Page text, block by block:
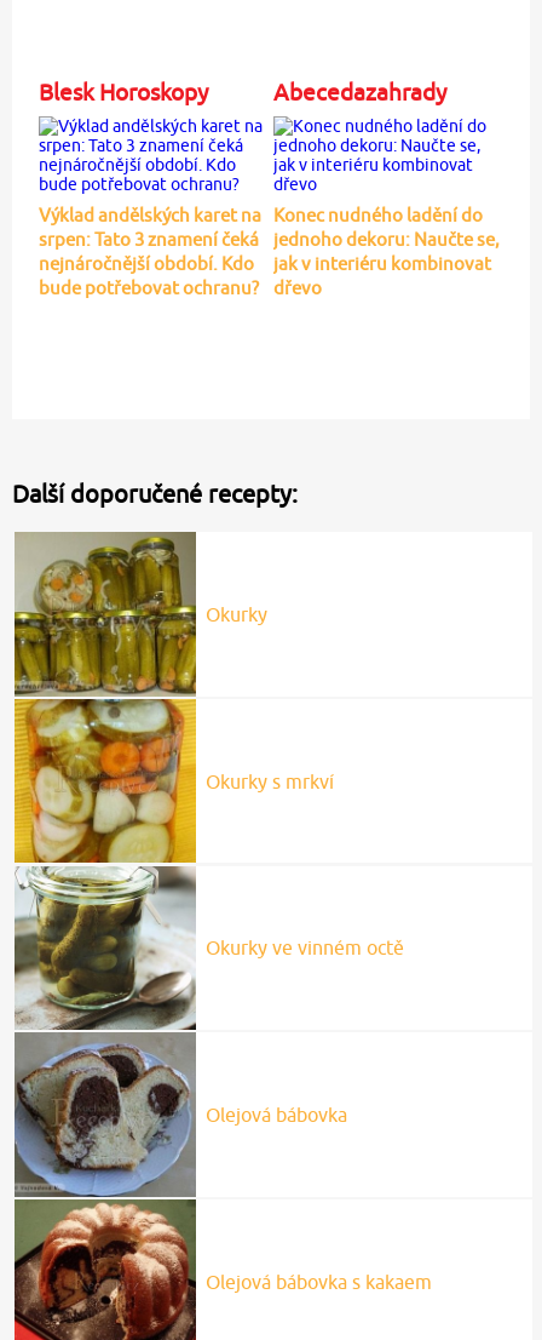
Blesk Horoskopy
Výklad andělských karet na
srpen: Tato 3 znamení čeká
nejnáročnější období. Kdo
bude potřebovat ochranu?
Abecedazahrady
Konec nudného ladění do
jednoho dekoru: Naučte se,
jak v interiéru kombinovat
dřevo
Další doporučené recepty:
Okurky
Okurky s mrkví
Okurky ve vinném octě
Olejová bábovka
Olejová bábovka s kakaem